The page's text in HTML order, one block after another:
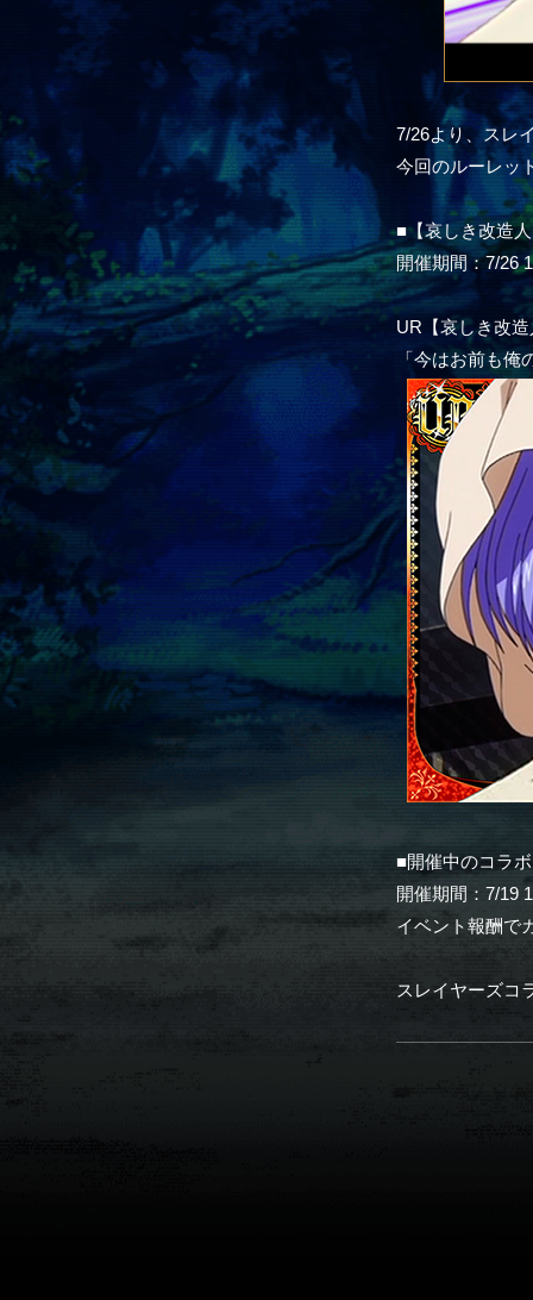
7/26より、スレ
今回のルーレッ
■【哀しき改造
開催期間：7/26
UR【哀しき改
「今はお前も
■開催中のコラ
開催期間：7/19
イベント報酬で
スレイヤーズコ